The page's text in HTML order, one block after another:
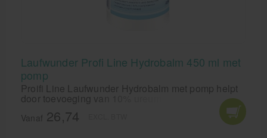
Laufwunder Profi Line Hydrobalm 450 ml met
pomp
Proifi Line Laufwunder Hydrobalm met pomp helpt
door toevoeging van 10% ureum het vochtgehalte in
de huidlagen te herstellen.Proifi Line Laufwunder
Hydrobalm helpt de natuurlijke barrièrefunctie van
de huid weer functioneren. De samenstelling van
Vanaf 26,74